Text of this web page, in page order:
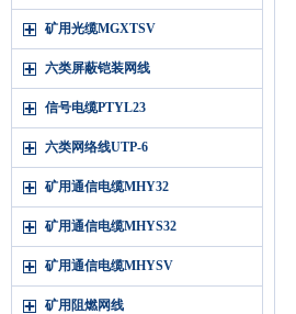
矿用光缆MGXTSV
六类屏蔽铠装网线
信号电缆PTYL23
六类网络线UTP-6
矿用通信电缆MHY32
矿用通信电缆MHYS32
矿用通信电缆MHYSV
矿用阻燃网线